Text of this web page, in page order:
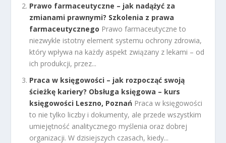
Prawo farmaceutyczne – jak nadążyć za
zmianami prawnymi? Szkolenia z prawa
farmaceutycznego Prawo farmaceutyczne to
niezwykle istotny element systemu ochrony zdrowia,
który wpływa na każdy aspekt związany z lekami – od
ich produkcji, przez...
Praca w księgowości – jak rozpocząć swoją
ścieżkę kariery? Obsługa księgowa – kurs
księgowości Leszno, Poznań Praca w księgowości
to nie tylko liczby i dokumenty, ale przede wszystkim
umiejętność analitycznego myślenia oraz dobrej
organizacji. W dzisiejszych czasach, kiedy...